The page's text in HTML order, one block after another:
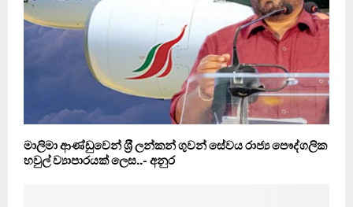
මාලිමා ආණ්ඩුවෙන් ශ‍්‍රී ලන්කන් ගුවන් සේවය රාජ්‍ය පෞද්ගලික
හවුල් ව්‍යාපාරයක් ලෙස..- අනුර